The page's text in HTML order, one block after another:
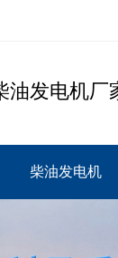
油发电机厂
柴油发电机